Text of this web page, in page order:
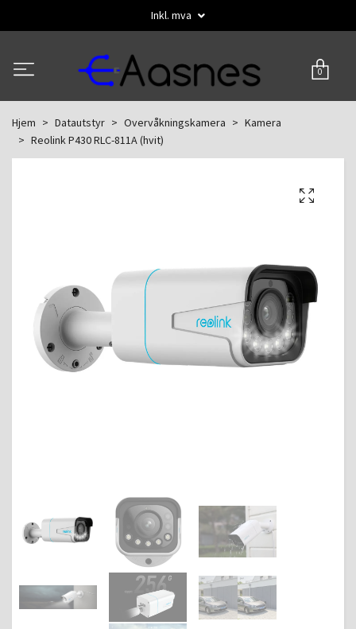
Inkl. mva
0
Hjem Datautstyr Overvåkningskamera
Kamera
Reolink P430 RLC-811A (hvit)